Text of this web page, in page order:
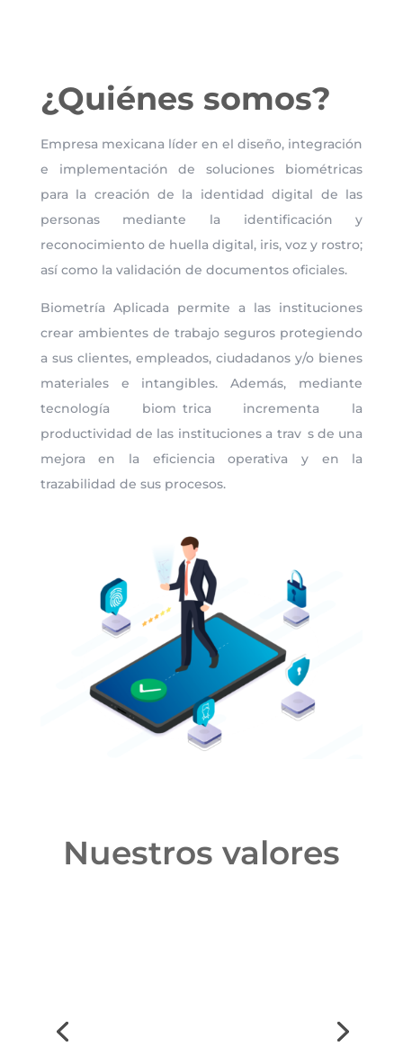
¿Quiénes somos?
Empresa mexicana líder en el diseño, integración
e implementación de soluciones biométricas
para la creación de la identidad digital de las
personas mediante la identificación y
reconocimiento de huella digital, iris, voz y rostro;
así como la validación de documentos oficiales.
Biometría Aplicada permite a las instituciones
crear ambientes de trabajo seguros protegiendo
a sus clientes, empleados, ciudadanos y/o bienes
materiales e intangibles. Además, mediante
tecnología biom trica incrementa la
productividad de las instituciones a trav s de una
mejora en la eficiencia operativa y en la
trazabilidad de sus procesos.
Nuestros valores